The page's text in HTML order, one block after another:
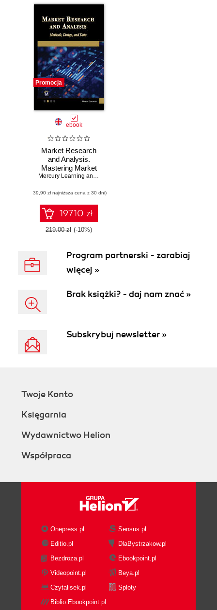
Promocja
ebook
Market Research
and Analysis.
Mastering Market
Research:
Methods, Design,
and Data Analysis
Mercury Learning and Information
(39,90 zł najniższa cena z 30 dni)
197.10 zł
219.00 zł (-10%)
Program partnerski - zarabiaj
więcej »
Brak książki? - daj nam znać »
Subskrybuj newsletter »
Twoje Konto
Księgarnia
Wydawnictwo Helion
Współpraca
Onepress.pl
Sensus.pl
Editio.pl
DlaBystrzakow.pl
Bezdroza.pl
Ebookpoint.pl
Videopoint.pl
Beya.pl
Czytalisek.pl
Sploty
Biblio.Ebookpoint.pl